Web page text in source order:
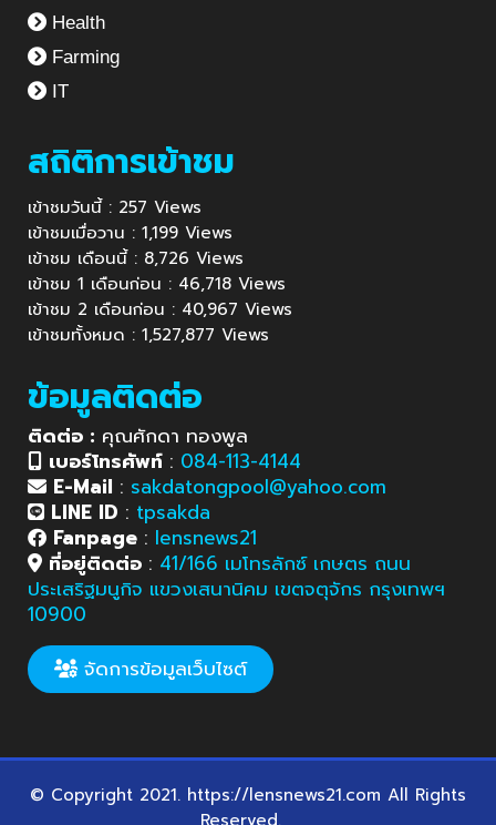
Health
Farming
IT
สถิติการเข้าชม
เข้าชมวันนี้ : 257 Views
เข้าชมเมื่อวาน : 1,199 Views
เข้าชม เดือนนี้ : 8,726 Views
เข้าชม 1 เดือนก่อน : 46,718 Views
เข้าชม 2 เดือนก่อน : 40,967 Views
เข้าชมทั้งหมด : 1,527,877 Views
ข้อมูลติดต่อ
ติดต่อ : คุณศักดา ทองพูล
เบอร์โทรศัพท์ : 084-113-4144
E-Mail : sakdatongpool@yahoo.com
LINE ID : tpsakda
Fanpage : lensnews21
ที่อยู่ติดต่อ : 41/166 เมโทรลักซ์ เกษตร ถนน
ประเสริฐมนูกิจ แขวงเสนานิคม เขตจตุจักร กรุงเทพฯ
10900
จัดการข้อมูลเว็บไซต์
© Copyright 2021. https://lensnews21.com All Rights